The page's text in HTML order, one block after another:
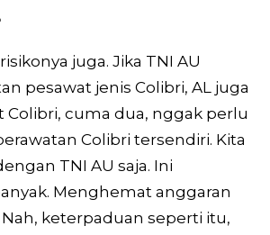
juga. Jika TNI AU
pesawat jenis Colibri, AL juga
Colibri, cuma dua, nggak perlu
Colibri tersendiri. Kita
TNI AU saja. Ini
Menghemat anggaran
keterpaduan seperti itu,